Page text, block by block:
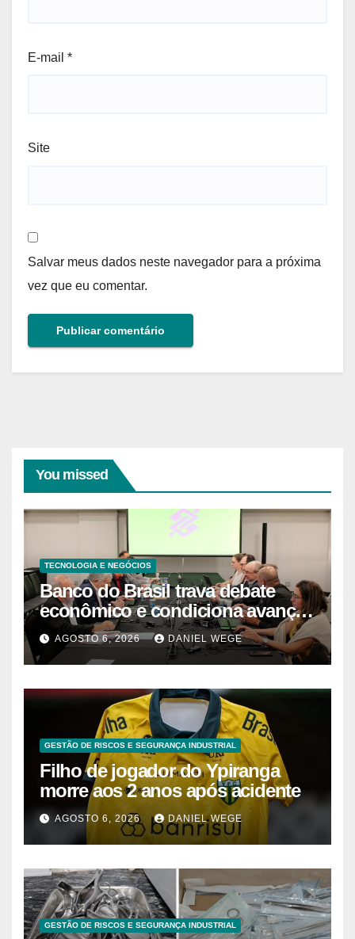
E-mail *
Site
Salvar meus dados neste navegador para a próxima
vez que eu comentar.
You missed
TECNOLOGIA E NEGÓCIOS
Banco do Brasil trava debate
econômico e condiciona avanços
à decisão da Fenaban | Contec
Brasil
AGOSTO 6, 2026 DANIEL WEGE
GESTÃO DE RISCOS E SEGURANÇA INDUSTRIAL
Filho de jogador do Ypiranga
morre aos 2 anos após acidente
AGOSTO 6, 2026 DANIEL WEGE
GESTÃO DE RISCOS E SEGURANÇA INDUSTRIAL